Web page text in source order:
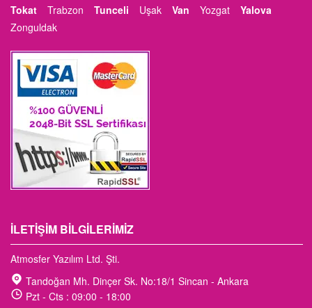
Tokat
Trabzon Tunceli Uşak Van Yozgat
Yalova
Zonguldak
İLETIŞIM BILGILERIMIZ
Atmosfer Yazılım Ltd. Şti.
Tandoğan Mh. Dinçer Sk. No:18/1 Sincan - Ankara
Pzt - Cts : 09:00 - 18:00